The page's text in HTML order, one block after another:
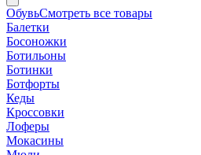
ОбувьСмотреть все товары
Балетки
Босоножки
Ботильоны
Ботинки
Ботфорты
Кеды
Кроссовки
Лоферы
Мокасины